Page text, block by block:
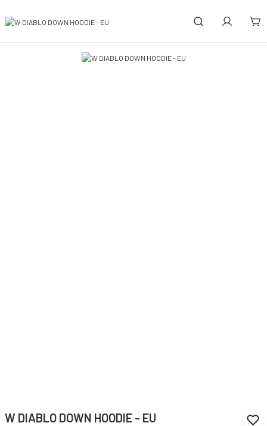
W DIABLO DOWN HOODIE - EU